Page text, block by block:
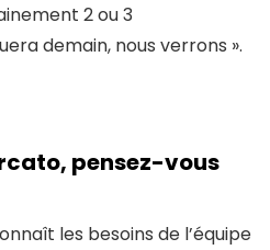
2 ou 3
demain, nous verrons ».
pensez-vous
les besoins de l’équipe